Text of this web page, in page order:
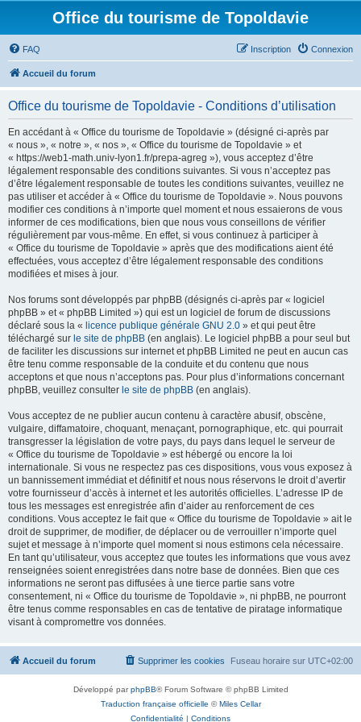
Office du tourisme de Topoldavie
FAQ Connexion
Inscription
Accueil du forum
Office du tourisme de Topoldavie - Conditions d’utilisation
En accédant à « Office du tourisme de Topoldavie » (désigné ci-après par
« nous », « notre », « nos », « Office du tourisme de Topoldavie » et
« https://web1-math.univ-lyon1.fr/prepa-agreg »), vous acceptez d’être
légalement responsable des conditions suivantes. Si vous n’acceptez pas
d’être légalement responsable de toutes les conditions suivantes, veuillez ne
pas utiliser et accéder à « Office du tourisme de Topoldavie ». Nous pouvons
modifier ces conditions à n’importe quel moment et nous essaierons de vous
informer de ces modifications, bien que nous vous conseillons de vérifier
régulièrement par vous-même. En effet, si vous continuez à participer à
« Office du tourisme de Topoldavie » après que des modifications aient été
effectuées, vous acceptez d’être légalement responsable des conditions
modifiées et mises à jour.
Nos forums sont développés par phpBB (désignés ci-après par « logiciel
phpBB » et « phpBB Limited ») qui est un logiciel de forum de discussions
déclaré sous la « licence publique générale GNU 2.0 » et qui peut être
téléchargé sur le site de phpBB (en anglais). Le logiciel phpBB a pour seul but
de faciliter les discussions sur internet et phpBB Limited ne peut en aucun cas
être tenu comme responsable de la conduite et du contenu que nous
acceptons et que nous n’acceptons pas. Pour plus d’informations concernant
phpBB, veuillez consulter le site de phpBB (en anglais).
Vous acceptez de ne publier aucun contenu à caractère abusif, obscène,
vulgaire, diffamatoire, choquant, menaçant, pornographique, etc. qui pourrait
transgresser la législation de votre pays, du pays dans lequel le serveur de
« Office du tourisme de Topoldavie » est hébergé ou encore la loi
internationale. Si vous ne respectez pas ces dispositions, vous vous exposez à
un bannissement immédiat et définitif et nous nous réservons le droit d’avertir
votre fournisseur d’accès à internet et les autorités officielles. L’adresse IP de
tous les messages est enregistrée afin d’aider au renforcement de ces
conditions. Vous acceptez le fait que « Office du tourisme de Topoldavie » ait le
droit de supprimer, de modifier, de déplacer ou de verrouiller n’importe quel
sujet et message à n’importe quel moment si nous estimons cela nécessaire.
En tant qu’utilisateur, vous acceptez que toutes les informations que vous avez
renseignées soient enregistrées dans notre base de données. Bien que ces
informations ne seront pas diffusées à une tierce partie sans votre
consentement, ni « Office du tourisme de Topoldavie », ni phpBB, ne pourront
être tenus comme responsables en cas de tentative de piratage informatique
visant à compromettre vos données.
Accueil du forum Fuseau horaire sur UTC+02:00
Supprimer les cookies
Développé parphpBB® Forum Software © phpBB Limited
Traduction française officielle ©Miles Cellar
Confidentialité | Conditions